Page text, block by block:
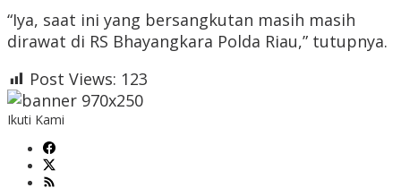
“Iya, saat ini yang bersangkutan masih masih
dirawat di RS Bhayangkara Polda Riau,” tutupnya.
Post Views: 123
Ikuti Kami